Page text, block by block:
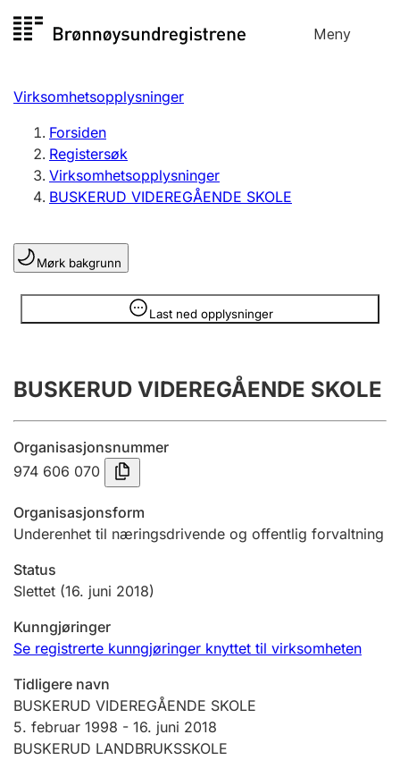
til
Meny
Registersøk
Aksjeselskap
Enkeltpersonforetak
Registrere, endre, slette
Lag og forening
Registrere, endre, slette
Innsending og forsinkelsesgebyr
Tinglysing
Jeger
Ektepaktveileder
Offentlig sektor
Virksomhetsopplysninger
Forsiden
Registersøk
Virksomhetsopplysninger
BUSKERUD VIDEREGÅENDE SKOLE
Mørk bakgrunn
Last ned opplysninger
Opplysninger er skjult
BUSKERUD VIDEREGÅENDE SKOLE
Organisasjonsnummer
974 606 070
Organisasjonsform
Underenhet til næringsdrivende og offentlig forvaltning
Status
Slettet (16. juni 2018)
Kunngjøringer
Se registrerte kunngjøringer knyttet til virksomheten
Tidligere navn
BUSKERUD VIDEREGÅENDE SKOLE
5. februar 1998 - 16. juni 2018
BUSKERUD LANDBRUKSSKOLE